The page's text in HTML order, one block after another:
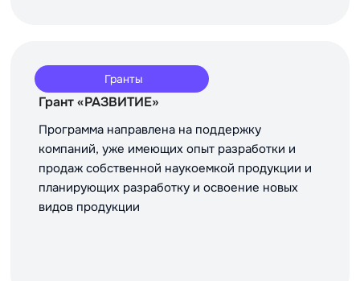
Гранты
Грант «РАЗВИТИЕ»
Программа направлена на поддержку
компаний, уже имеющих опыт разработки и
продаж собственной наукоемкой продукции и
планирующих разработку и освоение новых
видов продукции